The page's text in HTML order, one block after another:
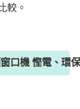
較。
口機 慳電、環